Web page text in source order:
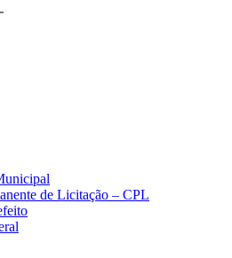
de Licitação – CPL